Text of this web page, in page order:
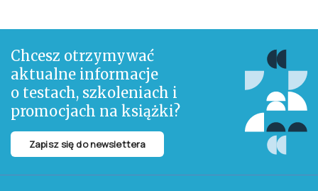
Chcesz otrzymywać
aktualne informacje
o testach, szkoleniach i
promocjach na książki?
Zapisz się do newslettera